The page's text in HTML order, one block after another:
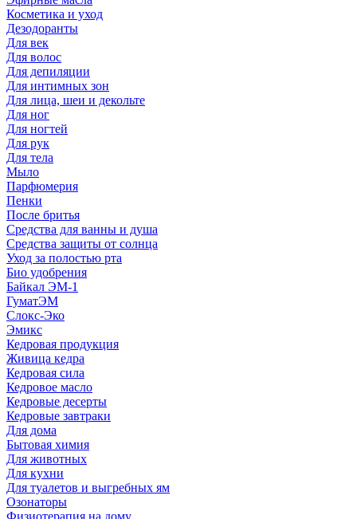
Косметика и уход
Дезодоранты
Для век
Для волос
Для депиляции
Для интимных зон
Для лица, шеи и декольте
Для ног
Для ногтей
Для рук
Для тела
Мыло
Парфюмерия
Пенки
После бритья
Средства для ванны и душа
Средства защиты от солнца
Уход за полостью рта
Био удобрения
Байкал ЭМ-1
ГуматЭМ
Слокс-Эко
Эмикс
Кедровая продукция
Живица кедра
Кедровая сила
Кедровое масло
Кедровые десерты
Кедровые завтраки
Для дома
Бытовая химия
Для животных
Для кухни
Для туалетов и выгребных ям
Озонаторы
Физиотерапия на дому